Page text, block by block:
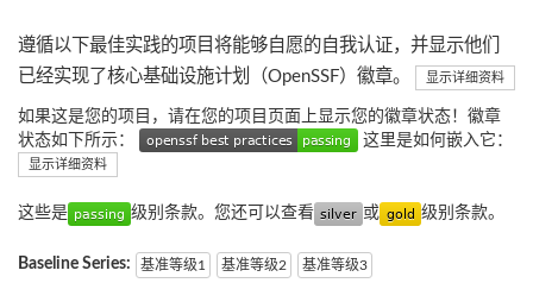
遵循以下最佳实践的项目将能够自愿的自我认证，并显示他们
已经实现了核心基础设施计划（OpenSSF）徽章。
显示详细资料
如果这是您的项目，请在您的项目页面上显示您的徽章状态！徽章
状态如下所示：
这里是如何嵌入它：
显示详细资料
这些是 级别条款。您还可以查看 或 级别条款。
Baseline Series: 基准等级1 基准等级2 基准等级3